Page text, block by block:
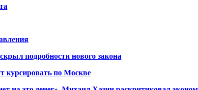
подробности нового закона
курсировать по Москве